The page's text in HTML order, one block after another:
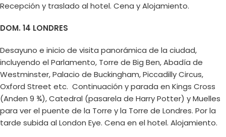
Recepción y traslado al hotel. Cena y Alojamiento.
DOM. 14 LONDRES
Desayuno e inicio de visita panorámica de la ciudad,
incluyendo el Parlamento, Torre de Big Ben, Abadía de
Westminster, Palacio de Buckingham, Piccadilly Circus,
Oxford Street etc. Continuación y parada en Kings Cross
(Anden 9 ¾), Catedral (pasarela de Harry Potter) y Muelles
para ver el puente de la Torre y la Torre de Londres. Por la
tarde subida al London Eye. Cena en el hotel. Alojamiento.